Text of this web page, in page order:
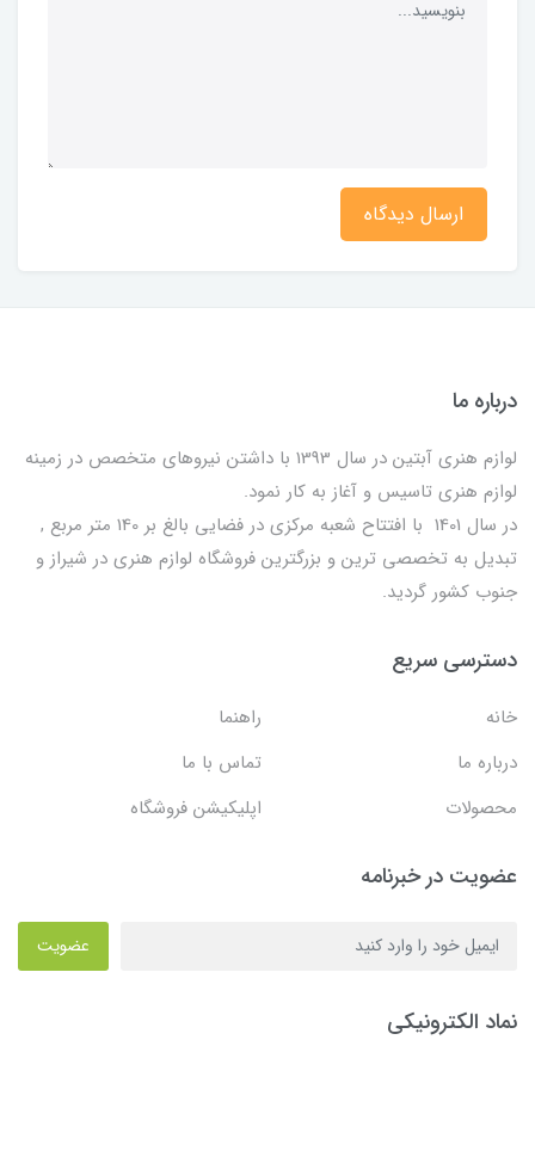
ارسال دیدگاه
درباره ما
لوازم هنری آبتین در سال 1393 با داشتن نیروهای متخصص در زمینه
لوازم هنری تاسیس و آغاز به کار نمود.
در سال 1401 با افتتاح شعبه مرکزی در فضایی بالغ بر 140 متر مربع ,
تبدیل به تخصصی ترین و بزرگترین فروشگاه لوازم هنری در شیراز و
جنوب کشور گردید.
دسترسی سریع
خانه
راهنما
درباره ما
تماس با ما
محصولات
اپلیکیشن فروشگاه
عضویت در خبرنامه
عضویت
نماد الکترونیکی